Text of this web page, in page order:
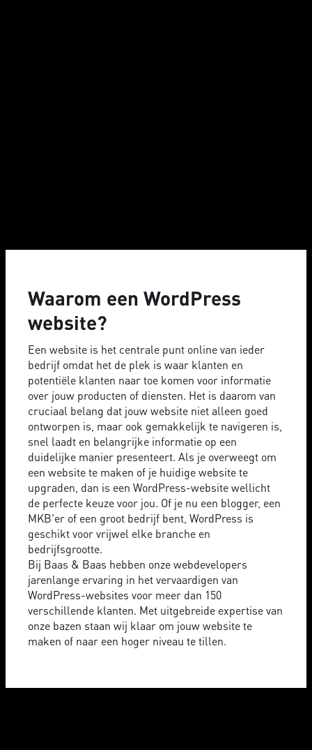
Waarom een WordPress
website?
Een website is het centrale punt online van ieder
bedrijf omdat het de plek is waar klanten en
potentiële klanten naar toe komen voor informatie
over jouw producten of diensten. Het is daarom van
cruciaal belang dat jouw website niet alleen goed
ontworpen is, maar ook gemakkelijk te navigeren is,
snel laadt en belangrijke informatie op een
duidelijke manier presenteert. Als je overweegt om
een website te maken of je huidige website te
upgraden, dan is een WordPress-website wellicht
de perfecte keuze voor jou. Of je nu een blogger, een
MKB'er of een groot bedrijf bent, WordPress is
geschikt voor vrijwel elke branche en
bedrijfsgrootte.
Bij Baas & Baas hebben onze webdevelopers
jarenlange ervaring in het vervaardigen van
WordPress-websites voor meer dan 150
verschillende klanten. Met uitgebreide expertise van
onze bazen staan wij klaar om jouw website te
maken of naar een hoger niveau te tillen.